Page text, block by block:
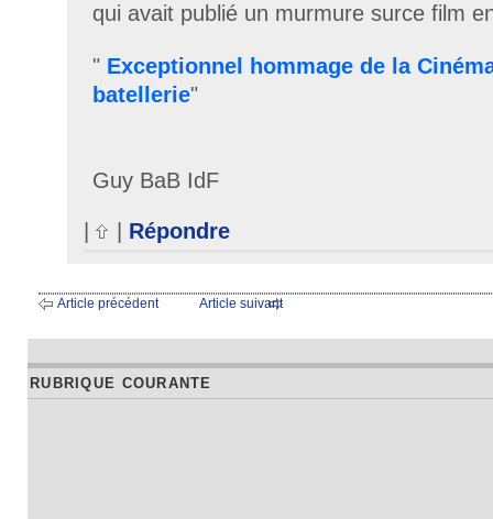
qui avait publié un murmure surce film
" Exceptionnel hommage de la
batellerie"
Guy BaB IdF
Répondre
Article précédent Article suivant
RUBRIQUE COURANTE